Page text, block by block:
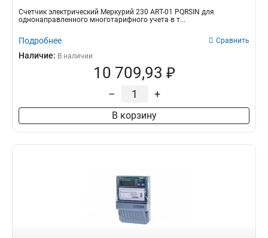
Счетчик электрический Меркурий 230 АRT-01 PQRSIN для
однонаправленного многотарифного учета в т...
Подробнее Сравнить
Наличие: В наличии
10 709,93 ₽
– +
В корзину